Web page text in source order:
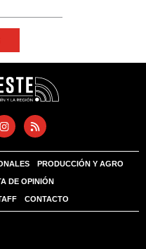
PRODUCCIÓN Y AGRO
DE OPINIÓN
CONTACTO